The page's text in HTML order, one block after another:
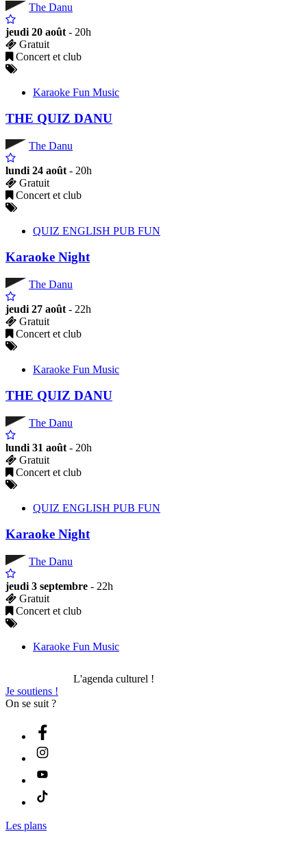
The Danu
jeudi 20 août - 20h
Gratuit
Concert et club
Karaoke Fun Music
THE QUIZ DANU
The Danu
lundi 24 août - 20h
Gratuit
Concert et club
QUIZ ENGLISH PUB FUN
Karaoke Night
The Danu
jeudi 27 août - 22h
Gratuit
Concert et club
Karaoke Fun Music
THE QUIZ DANU
The Danu
lundi 31 août - 20h
Gratuit
Concert et club
QUIZ ENGLISH PUB FUN
Karaoke Night
The Danu
jeudi 3 septembre - 22h
Gratuit
Concert et club
Karaoke Fun Music
L'agenda culturel !
Je soutiens !
On se suit ?
Les plans